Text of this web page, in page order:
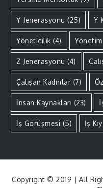
Y Jenerasyonu (25) Y
Yöneticilik (4) Yönetim
Z Jenerasyonu (4)
Çalışan Kadınlar (7)
İnsan Kaynakları (23)
İş Görüşmesi (5) İş
Copyright © 2019 | All